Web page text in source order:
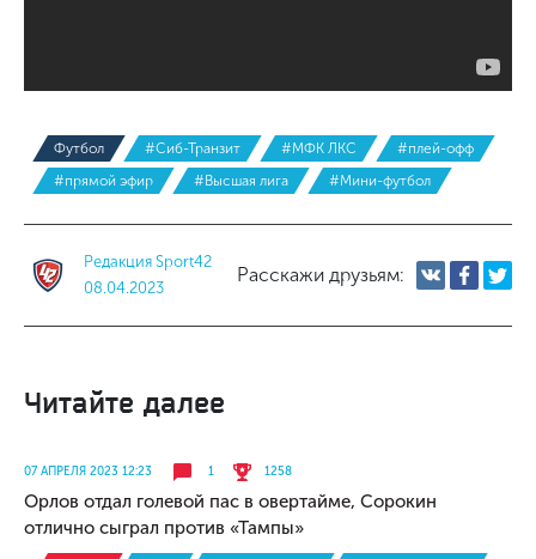
Футбол #Сиб-Транзит #МФК ЛКС
#плей-офф
#прямой эфир
#Высшая лига #Мини-футбол
Редакция Sport42
08.04.2023
Расскажи друзьям:
Читайте далее
07 АПРЕЛЯ 2023 12:23 1 1258
Орлов отдал голевой пас в овертайме, Сорокин
отлично сыграл против «Тампы»